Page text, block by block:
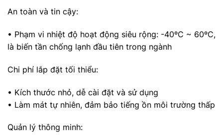
An toàn và tin cậy:
• Phạm vi nhiệt độ hoạt động siêu rộng: -40ºC ~ 60ºC,
là biến tần chống lạnh đầu tiên trong ngành
Chi phí lắp đặt tối thiểu:
• Kích thước nhỏ, dễ cài đặt và sử dụng
• Làm mát tự nhiên, đảm bảo tiếng ồn môi trường thấp
Quản lý thông minh: